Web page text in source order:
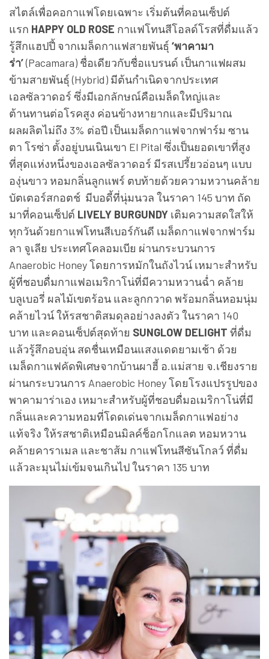
สไตล์เพื่อคอกาแฟโดยเฉพาะ เริ่มต้นที่คอนเซ็ปต์
แรก HAPPY OLD ROSE กาแฟโทนสีโอลด์โรสที่ดื่มแล้ว
รู้สึกแฮปปี้ จากเมล็ดกาแฟสายพันธุ์ ‘พาคามา
ร่า’(Pacamara) ชื่อเดียวกับชื่อแบรนด์ เป็นกาแฟผสม
ข้ามสายพันธุ์ (Hybrid) มีต้นกำเนิดจากประเทศ
เอลซัลวาดอร์ ซึ่งมีเอกลักษณ์คือเมล็ดใหญ่และ
ต้านทานต่อโรคสูง ค่อนข้างหายากและมีปริมาณ
ผลผลิตไม่ถึง 3% ต่อปี เป็นเมล็ดกาแฟจากฟาร์ม ซาน
ตา โรซ่า ตั้งอยู่บนเนินเขา El Pital ซึ่งเป็นยอดเขาที่สูง
ที่สุดแห่งหนึ่งของเอลซัลวาดอร์ มีรสเปรี้ยวอ่อนๆ แบบ
องุ่นขาว หอมกลิ่นลูกแพร์ ตบท้ายด้วยความหวานคล้าย
บัตเตอร์สกอตช์ มีบอดี้ที่นุ่มนวล ในราคา 145 บาท ถัด
มาที่คอนเซ็ปต์ LIVELY BURGUNDY เติมความสดใสให้
ทุกวันด้วยกาแฟโทนสีเบอร์กันดี เมล็ดกาแฟจากฟาร์ม
ลา จูเลีย ประเทศโคลอมเบีย ผ่านกระบวนการ
Anaerobic Honey โดยการหมักในถังไวน์ เหมาะสำหรับ
ผู้ที่ชอบดื่มกาแฟอเมริกาโน่ที่มีความหวานฉ่ำ คล้าย
บลูเบอรี่ ผลไม้เขตร้อน และลูกกวาด พร้อมกลิ่นหอมนุ่ม
คล้ายไวน์ ให้รสชาติสมดุลอย่างลงตัว ในราคา 140
บาท และคอนเซ็ปต์สุดท้าย SUNGLOW DELIGHT ที่ดื่ม
แล้วรู้สึกอบอุ่น สดชื่นเหมือนแสงแดดยามเช้า ด้วย
เมล็ดกาแฟคัดพิเศษจากบ้านผาฮี้ อ.แม่สาย จ.เชียงราย
ผ่านกระบวนการ Anaerobic Honey โดยโรงแปรรูปของ
พาคามาร่าเอง เหมาะสำหรับผู้ที่ชอบดื่มอเมริกาโน่ที่มี
กลิ่นและความหอมที่โดดเด่นจากเมล็ดกาแฟอย่าง
แท้จริง ให้รสชาติเหมือนมิลค์ช็อกโกแลต หอมหวาน
คล้ายคาราเมล และชาส้ม กาแฟโทนสีซันโกลว์ ที่ดื่ม
แล้วละมุนไม่เข้มจนเกินไป ในราคา 135 บาท